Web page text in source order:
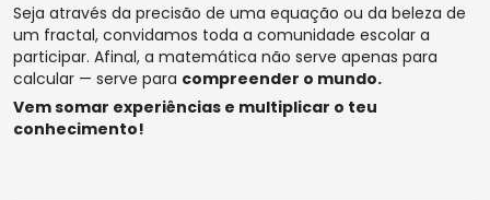
Seja através da precisão de uma equação ou da beleza de
um fractal, convidamos toda a comunidade escolar a
participar. Afinal, a matemática não serve apenas para
calcular — serve para compreender o mundo.
Vem somar experiências e multiplicar o teu
conhecimento!